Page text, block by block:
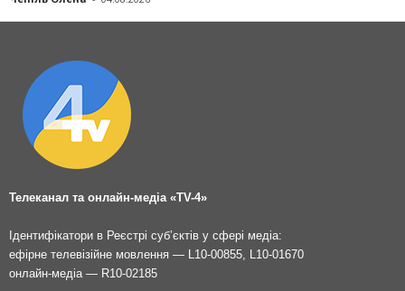
Телеканал та онлайн-медіа «TV-4»
Ідентифікатори в Реєстрі суб’єктів у сфері медіа:
ефірне телевізійне мовлення — L10-00855, L10-01670
онлайн-медіа — R10-02185